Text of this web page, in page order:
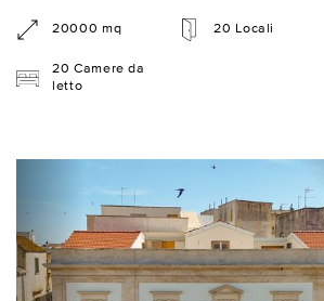
20000 mq 20 Locali
20 Camere da
letto